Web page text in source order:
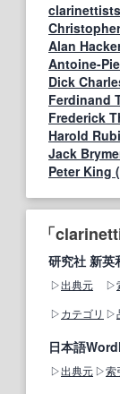
clarinettists
Alan
Antoine-
Dick
Ferdinand
Frederick
Harold
Jack
Peter King
「
研究社 新英
出典元
カテゴリ
日本語
出典元 索